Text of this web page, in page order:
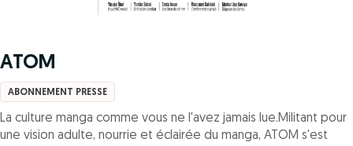
ATOM
ABONNEMENT PRESSE
La culture manga comme vous ne l'avez jamais lue.Militant pour
une vision adulte, nourrie et éclairée du manga, ATOM s'est